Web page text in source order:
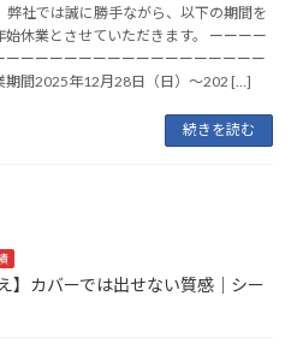
弊社では誠に勝手ながら、以下の期間を
始休業とさせていただきます。 ーーーー
ーーーーーーーーーーーーーーーーーー
期間2025年12月28日（日）～202 […]
続きを読む
】カバーでは出せない質感｜シー